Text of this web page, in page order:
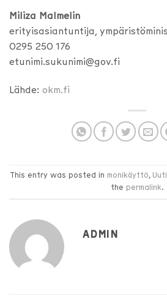
Miliza Malmelin
erityisasiantuntija,
0295 250 176
etunimi.sukunimi@gov.fi
Lähde: okm.fi
This entry was posted in monikäyttö,
the permalink.
ADMIN